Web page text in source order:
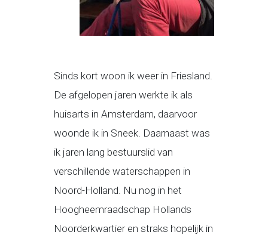
Sinds kort woon ik weer in Friesland.
De afgelopen jaren werkte ik als
huisarts in Amsterdam, daarvoor
woonde ik in Sneek. Daarnaast was
ik jaren lang bestuurslid van
verschillende waterschappen in
Noord-Holland. Nu nog in het
Hoogheemraadschap Hollands
Noorderkwartier en straks hopelijk in